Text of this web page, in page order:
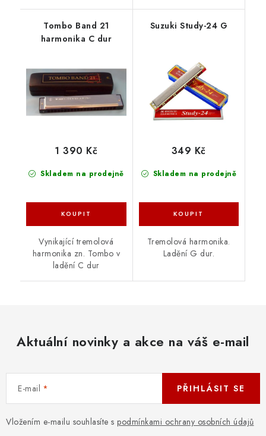
Tombo Band 21
harmonika C dur
Skladem na prodejně
1 390 Kč
Vynikající tremolová
harmonika zn. Tombo v
ladění C dur
Suzuki Study-24 G
Skladem na prodejně
349 Kč
Tremolová harmonika.
Ladění G dur.
Aktuální novinky a akce na váš e-mail
E-mail
Vložením e-mailu souhlasíte s podmínkami ochrany osobních údajů
PŘIHLÁSIT SE